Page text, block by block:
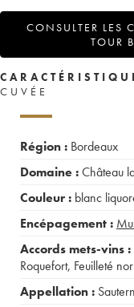
CONSULTER LES
TOUR
CUVÉE
Région : Bordeaux
Domaine :Château
Couleur : blanc
Encépagement :
Accords mets-vins :
Roquefort, Feuilleté
Appellation :